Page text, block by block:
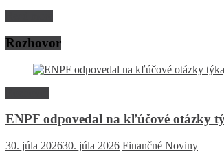
Rozhovor
ENPF odpovedal na kľúčové otázky
30. júla 202630. júla 2026 Finančné Noviny